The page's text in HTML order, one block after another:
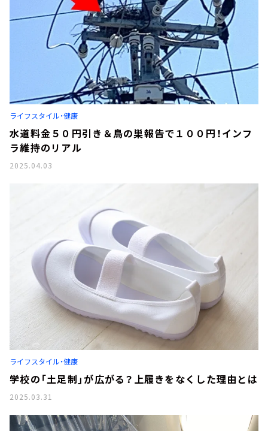
ライフスタイル・健康
水道料金５０円引き＆鳥の巣報告で１００円！インフ
ラ維持のリアル
2025.04.03
ライフスタイル・健康
学校の「土足制」が広がる？上履きをなくした理由とは
2025.03.31